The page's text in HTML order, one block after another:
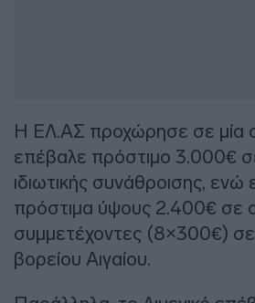
Η ΕΛ.ΑΣ προχώρησε σε μία
επέβαλε πρόστιμο 3.000€
ιδιωτικής συνάθροισης, ενώ
πρόστιμα ύψους 2.400€ σε
συμμετέχοντες (8×300€) σε
βορείου Αιγαίου.